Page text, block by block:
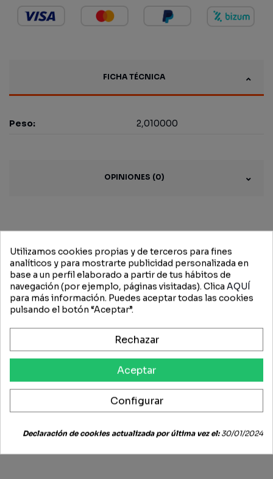
FICHA TÉCNICA
Peso: 2,010000
OPINIONES (0)
Productos
relacionados
Utilizamos cookies propias y de terceros para fines
analíticos y para mostrarte publicidad personalizada en
base a un perfil elaborado a partir de tus hábitos de
navegación (por ejemplo, páginas visitadas). Clica AQUÍ
para más información. Puedes aceptar todas las cookies
pulsando el botón “Aceptar”.
Rechazar
Aceptar
Configurar
Declaración de cookies actualizada por última vez el:30/01/2024